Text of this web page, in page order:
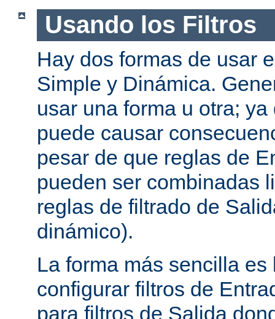
Usando los Filtros
Hay dos formas de usar
Simple y Dinámica.
usar una forma u otra;
puede causar
pesar de que reglas de
pueden ser combinadas
reglas de filtrado de
dinámico).
La forma más sencilla
configurar filtros de
para filtros de Salida